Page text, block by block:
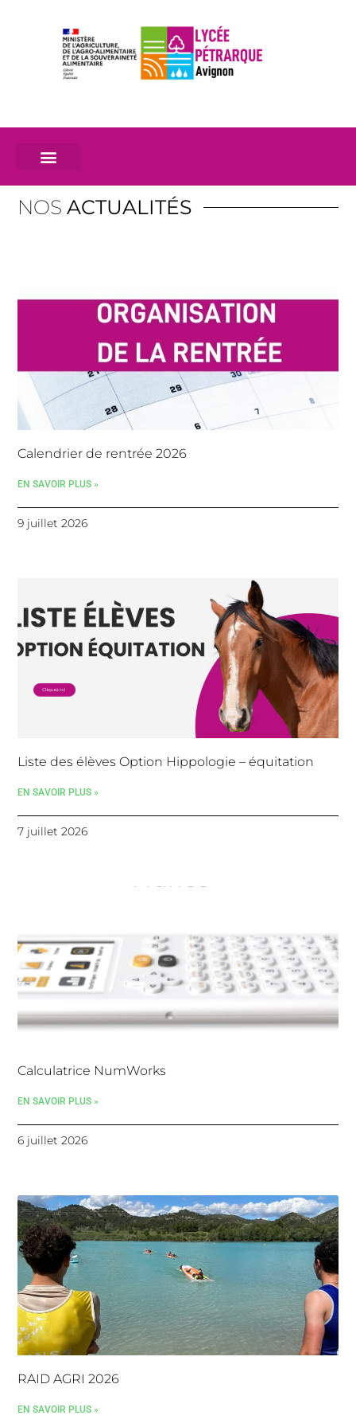
NOSACTUALITÉS
Calendrier de rentrée 2026
EN SAVOIR PLUS »
9 juillet 2026
Liste des élèves Option Hippologie – équitation
EN SAVOIR PLUS »
7 juillet 2026
Calculatrice NumWorks
EN SAVOIR PLUS »
6 juillet 2026
RAID AGRI 2026
EN SAVOIR PLUS »